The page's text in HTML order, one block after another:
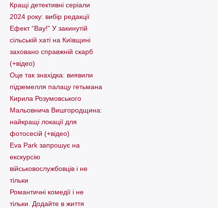
Кращі детективні серіали
2024 року: вибір редакції
Ефект “Вау!” У закинутій
сільській хаті на Київщині
заховано справжній скарб
(+відео)
Оце так знахідка: виявили
підземелля палацу гетьмана
Кирила Розумовського
Мальовнича Вишгородщина:
найкращі локації для
фотосесій (+відео)
Eva Park запрошує на
екскурсію
військовослужбовців і не
тільки
Романтичні комедії і не
тільки. Додайте в життя